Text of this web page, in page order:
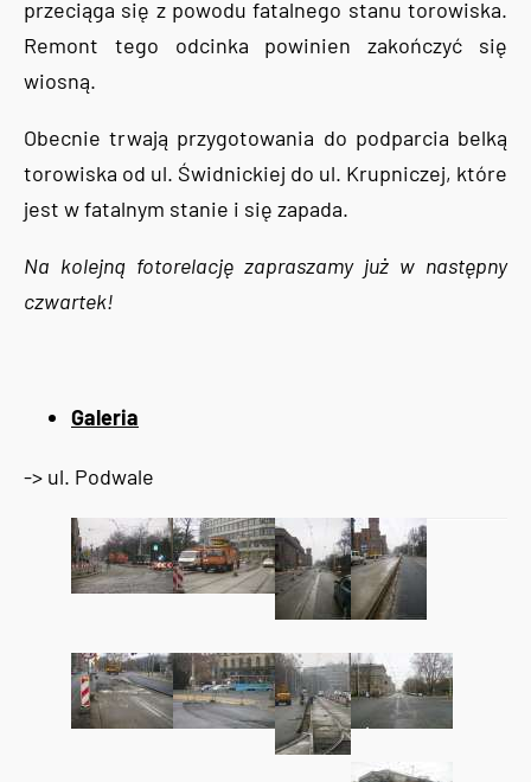
przeciąga się z powodu fatalnego stanu torowiska.
Remont tego odcinka powinien zakończyć się
wiosną.
Obecnie trwają przygotowania do podparcia belką
torowiska od ul. Świdnickiej do ul. Krupniczej, które
jest w fatalnym stanie i się zapada.
Na kolejną fotorelację zapraszamy już w następny
czwartek!
Galeria
-> ul. Podwale